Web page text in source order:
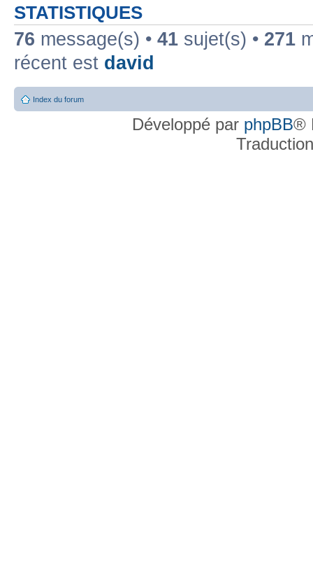
STATISTIQUES
76 message(s) • 41 sujet(s) • 271
récent est david
Index du forum
Développé par phpBB®